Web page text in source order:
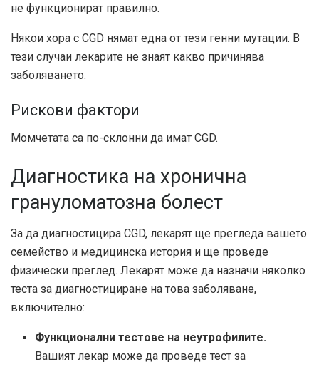
не функционират правилно.
Някои хора с CGD нямат една от тези генни мутации. В
тези случаи лекарите не знаят какво причинява
заболяването.
Рискови фактори
Момчетата са по-склонни да имат CGD.
Диагностика на хронична
грануломатозна болест
За да диагностицира CGD, лекарят ще прегледа вашето
семейство и медицинска история и ще проведе
физически преглед. Лекарят може да назначи няколко
теста за диагностициране на това заболяване,
включително:
Функционални тестове на неутрофилите.
Вашият лекар може да проведе тест за